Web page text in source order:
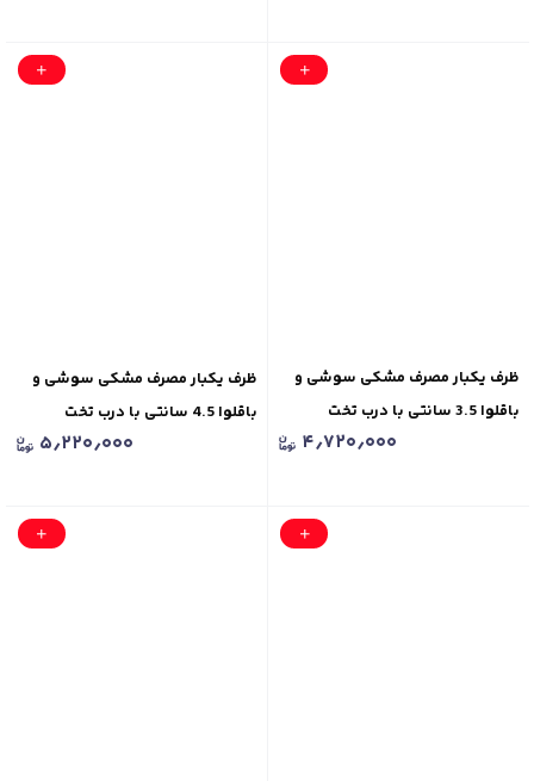
ظرف یکبار مصرف مشکی سوشی و
باقلوا 3.5 سانتی با درب تخت
۴٫۷۲۰٫۰۰۰
ظرف یکبار مصرف مشکی سوشی و
باقلوا 4.5 سانتی با درب تخت
۵٫۲۲۰٫۰۰۰